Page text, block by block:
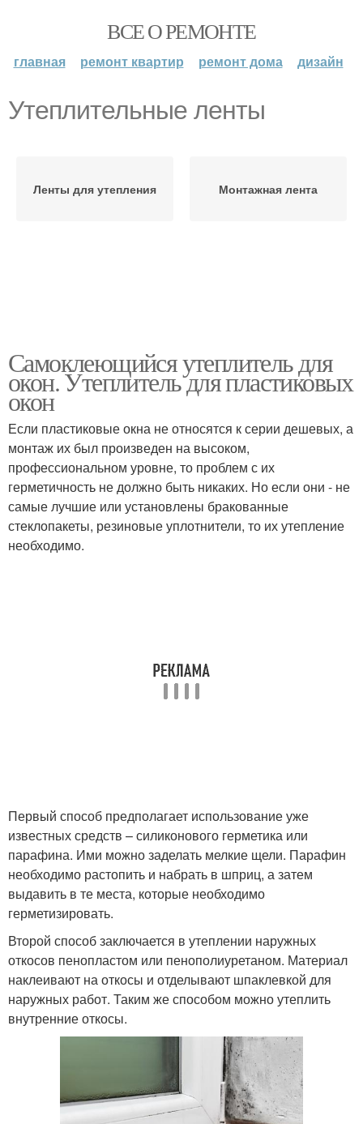
ВСЕ О РЕМОНТЕ
главная ремонт квартир ремонт дома дизайн
Утеплительные ленты
Ленты для утепления Монтажная лента
Самоклеющийся утеплитель для
окон. Утеплитель для пластиковых
окон
Если пластиковые окна не относятся к серии дешевых, а
монтаж их был произведен на высоком,
профессиональном уровне, то проблем с их
герметичность не должно быть никаких. Но если они - не
самые лучшие или установлены бракованные
стеклопакеты, резиновые уплотнители, то их утепление
необходимо.
Первый способ предполагает использование уже
известных средств – силиконового герметика или
парафина. Ими можно заделать мелкие щели. Парафин
необходимо растопить и набрать в шприц, а затем
выдавить в те места, которые необходимо
герметизировать.
Второй способ заключается в утеплении наружных
откосов пенопластом или пенополиуретаном. Материал
наклеивают на откосы и отделывают шпаклевкой для
наружных работ. Таким же способом можно утеплить
внутренние откосы.